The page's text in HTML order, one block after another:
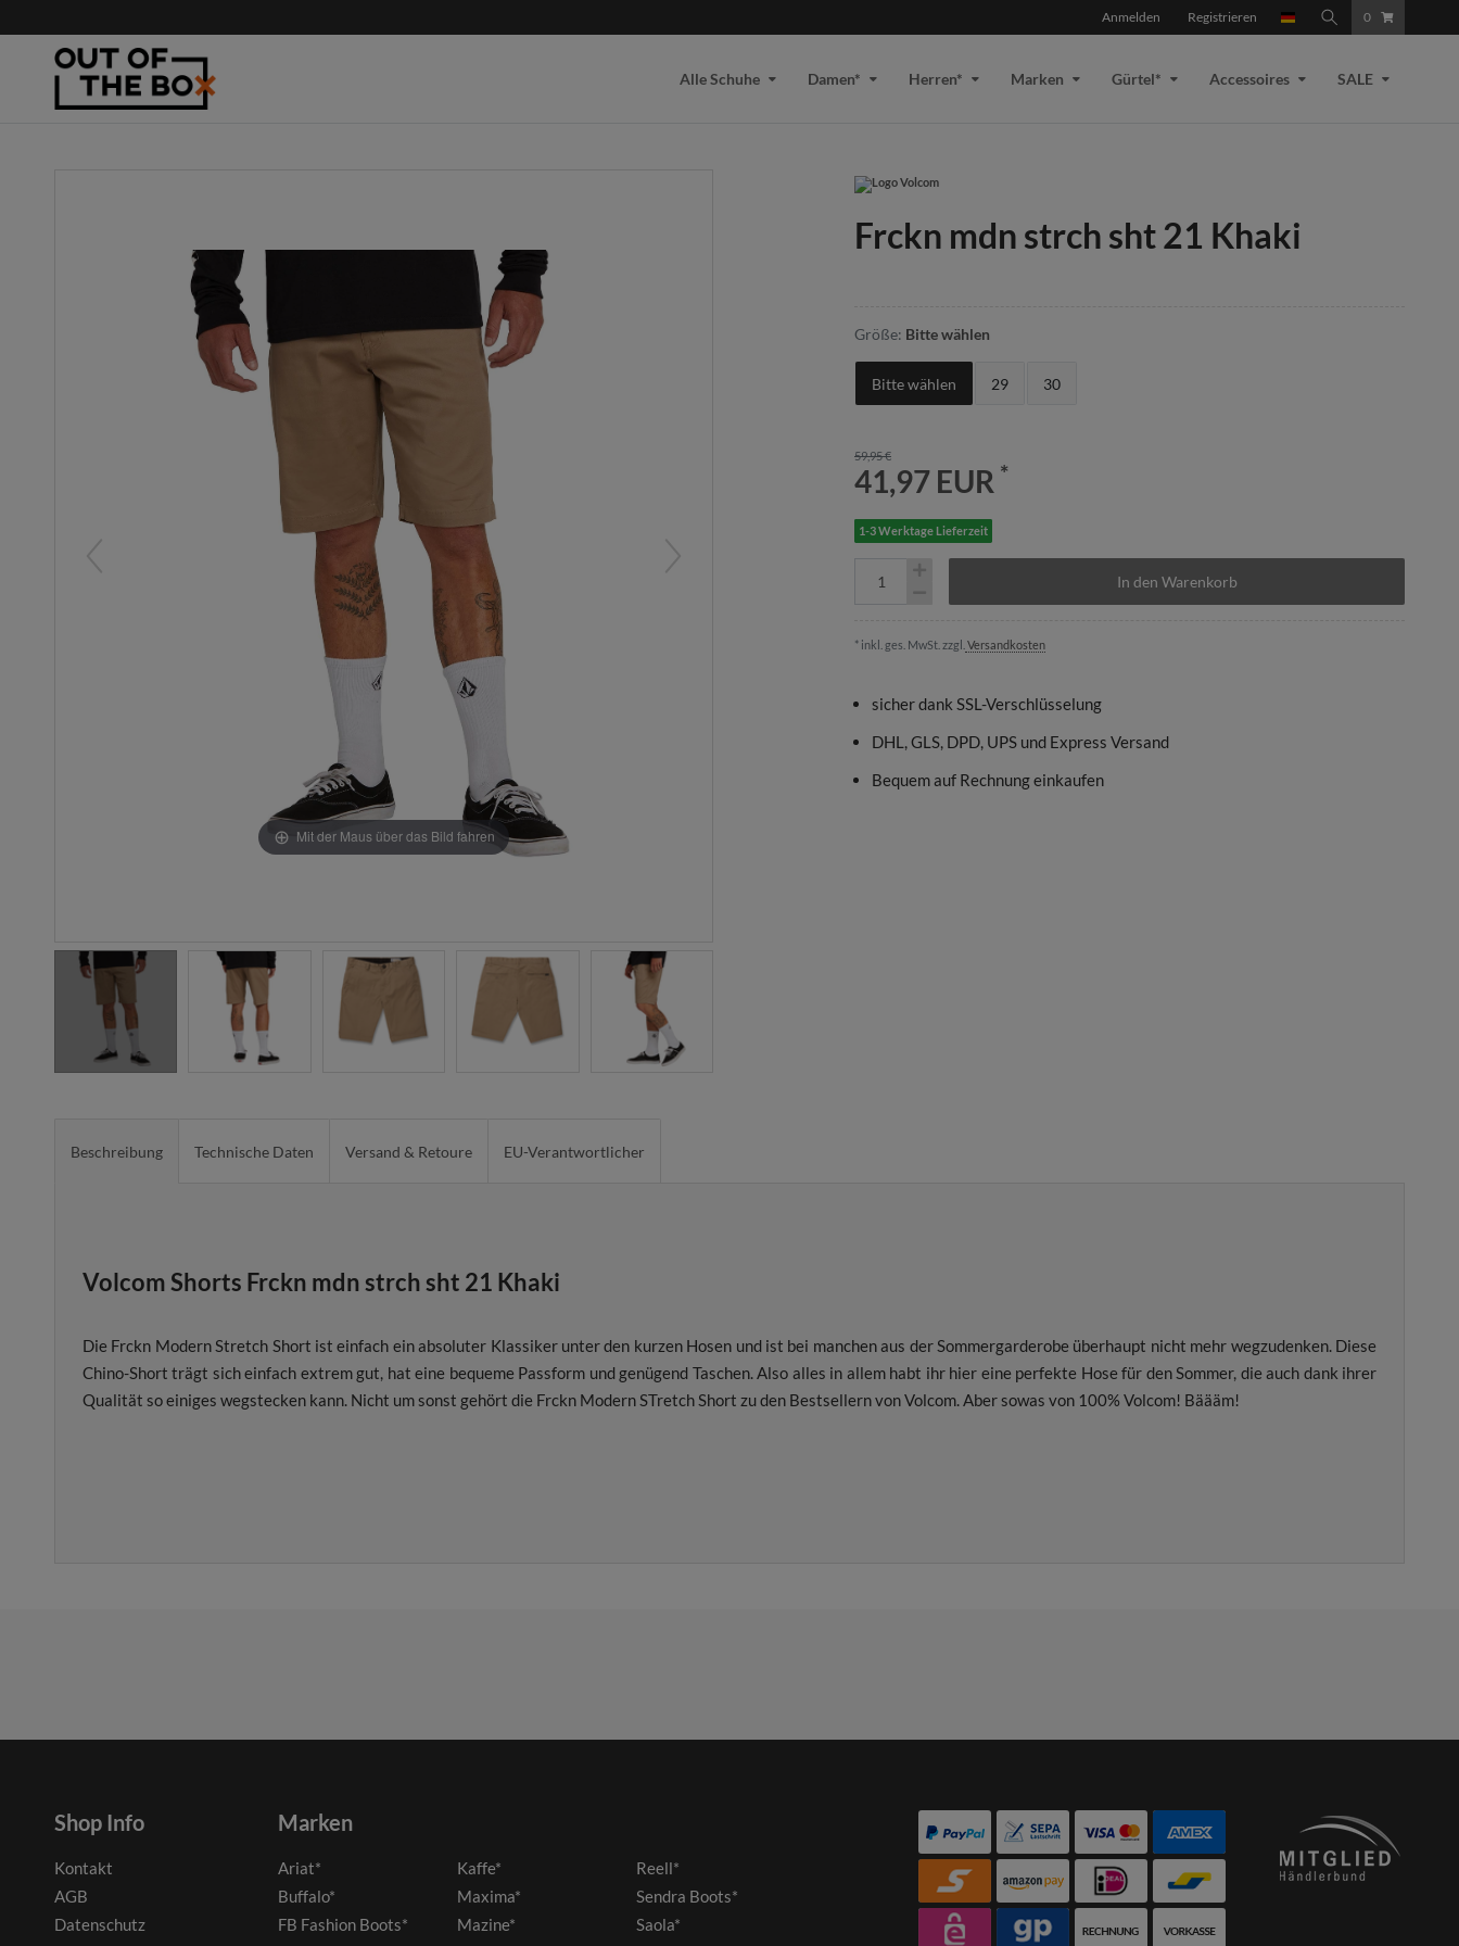
Anmelden Registrieren 0
Alle Schuhe Damen* Herren* Marken Gürtel* Accessoires SALE
Mit der Maus über das Bild fahren
Frckn mdn strch sht 21 Khaki
Größe: Bitte wählen
Bitte wählen 29 30
59,95 €
41,97 EUR *
1-3 Werktage Lieferzeit
In den Warenkorb
* inkl. ges. MwSt. zzgl. Versandkosten
sicher dank SSL-Verschlüsselung
DHL, GLS, DPD, UPS und Express Versand
Bequem auf Rechnung einkaufen
Beschreibung Technische Daten Versand & Retoure EU-Verantwortlicher
Volcom Shorts Frckn mdn strch sht 21 Khaki
Die Frckn Modern Stretch Short ist einfach ein absoluter Klassiker unter den kurzen Hosen und ist bei manchen aus der Sommergarderobe überhaupt nicht mehr wegzudenken. Diese
Chino-Short trägt sich einfach extrem gut, hat eine bequeme Passform und genügend Taschen. Also alles in allem habt ihr hier eine perfekte Hose für den Sommer, die auch dank ihrer
Qualität so einiges wegstecken kann. Nicht um sonst gehört die Frckn Modern STretch Short zu den Bestsellern von Volcom. Aber sowas von 100% Volcom! Bäääm!
Shop Info
Kontakt
AGB
Datenschutz
Marken
Ariat*
Buffalo*
FB Fashion Boots*
Kaffe*
Maxima*
Mazine*
Reell*
Sendra Boots*
Saola*